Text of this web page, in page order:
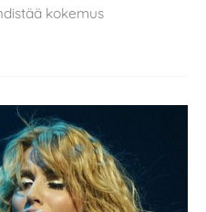
kokemus